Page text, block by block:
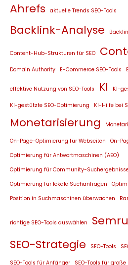
Ahrefs aktuelle Trends SEO-Tools
Backlink-Analyse
Content-Hub-Strukturen für SEO
Domain Authority E-Commerce SEO-Tools
effektive Nutzung von SEO-Tools KI KI-
KI-gestützte SEO-Optimierung KI-Hilfe bei
Monetarisierung
On-Page-Optimierung für Webseiten
On-
Optimierung für Antwortmaschinen (AEO)
Optimierung für Community-
Optimierung für lokale Suchanfragen
Position in Suchmaschinen überwachen
richtige SEO-Tools auswählen
SEO-Strategie SEO-Tools
SEO-Tools für Anfänger
SEO-Tools für